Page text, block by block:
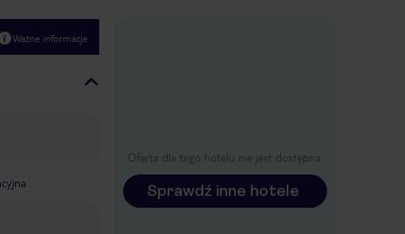
Ważne informacje
Oferta dla tego hotelu nie jest dostępna.
Sprawdź inne hotele